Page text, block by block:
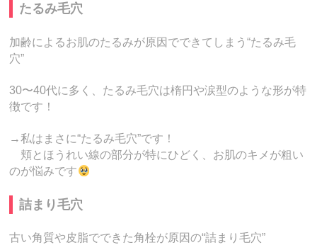
たるみ毛穴
加齢によるお肌のたるみが原因でできてしまう“たるみ毛
穴”
30〜40代に多く、たるみ毛穴は楕円や涙型のような形が特
徴です！
→私はまさに“たるみ毛穴”です！
頬とほうれい線の部分が特にひどく、お肌のキメが粗い
のが悩みです
詰まり毛穴
古い角質や皮脂でできた角栓が原因の“詰まり毛穴”